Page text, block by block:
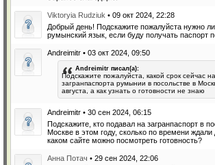
Viktoryia Rudziuk • 09 окт 2024, 22:28
Добрый день! Подскажите пожалуйста нужно
румынский язык, если буду получать паспорт
Andreimitr • 03 окт 2024, 09:50
Andreimitr писал(а):
Подскажите пожалуйста, какой срок сейчас
загранпаспорта румынии в посольстве в
августа, а как узнать о готовности не знаю
Andreimitr • 30 сен 2024, 06:15
Подскажите, кто подавал на загранпаспорт в
Москве в этом году, сколько по времени ждали
каком сайте можно посмотреть готовность?
Анна Потач • 29 сен 2024, 22:06